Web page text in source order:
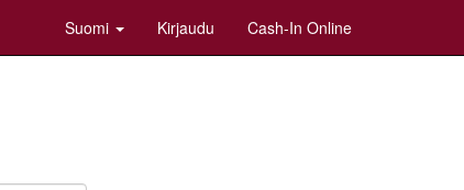
Suomi Kirjaudu Cash-In Online